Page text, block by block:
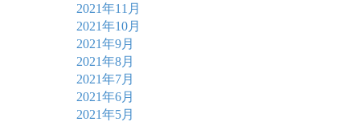
2021年11月
2021年10月
2021年9月
2021年8月
2021年7月
2021年6月
2021年5月